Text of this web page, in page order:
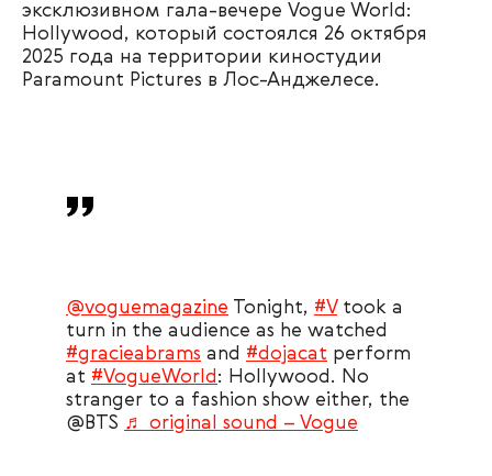
эксклюзивном гала-вечере Vogue World:
Hollywood, который состоялся 26 октября
2025 года на территории киностудии
Paramount Pictures в Лос-Анджелесе.
@voguemagazine Tonight, #Vtook a
turn in the audience as he watched
#gracieabrams and #dojacat perform
at #VogueWorld : Hollywood. No
stranger to a fashion show either, the
@BTS ♬ original sound – Vogue